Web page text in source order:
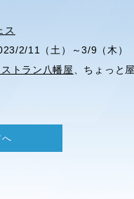
ス
2/11（土）～3/9（木）
ストラン八幡屋 、ちょっと
へ